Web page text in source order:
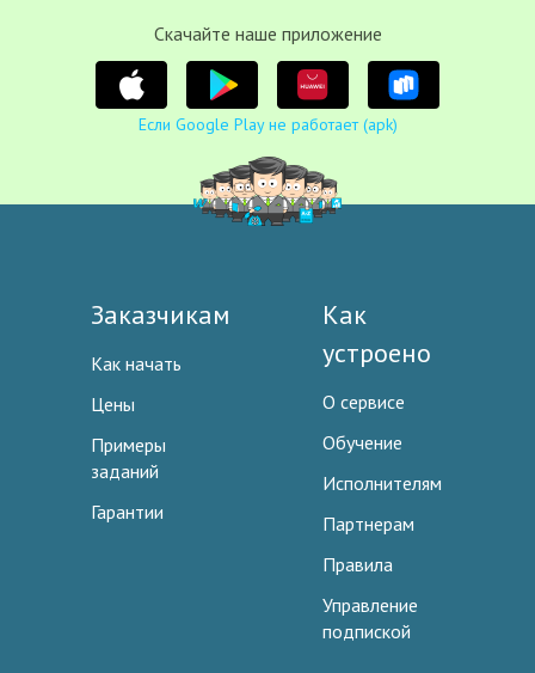
Cкачайте наше приложение
Если Google Play не работает (apk)
Заказчикам
Как начать
Цены
Примеры
заданий
Гарантии
Как
устроено
О сервисе
Обучение
Исполнителям
Партнерам
Правила
Управление
подпиской